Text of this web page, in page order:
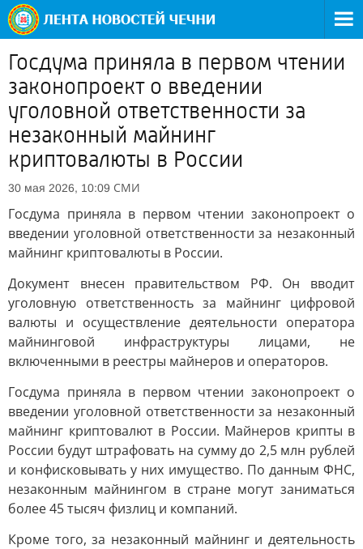
Госдума приняла в первом чтении
законопроект о введении
уголовной ответственности за
незаконный майнинг
криптовалюты в России
30 мая 2026, 10:09 СМИ
Госдума приняла в первом чтении законопроект о
введении уголовной ответственности за незаконный
майнинг криптовалюты в России.
Документ внесен правительством РФ. Он вводит
уголовную ответственность за майнинг цифровой
валюты и осуществление деятельности оператора
майнинговой инфраструктуры лицами, не
включенными в реестры майнеров и операторов.
Госдума приняла в первом чтении законопроект о
введении уголовной ответственности за незаконный
майнинг криптовалют в России. Майнеров крипты в
России будут штрафовать на сумму до 2,5 млн рублей
и конфисковывать у них имущество. По данным ФНС,
незаконным майнингом в стране могут заниматься
более 45 тысяч физлиц и компаний.
Кроме того, за незаконный майнинг и деятельность